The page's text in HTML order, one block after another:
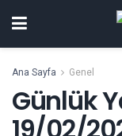
Ana Sayfa Genel
Günlük